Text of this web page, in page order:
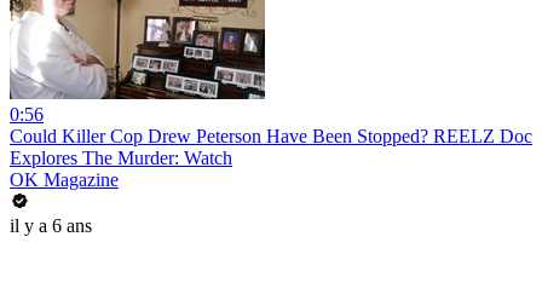
0:56
Could Killer Cop Drew Peterson Have Been Stopped? REELZ Doc
Explores The Murder: Watch
OK Magazine
il y a 6 ans